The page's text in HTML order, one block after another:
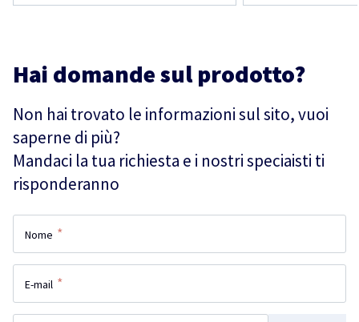
Hai domande sul prodotto?
Non hai trovato le informazioni sul sito, vuoi
saperne di più?
Mandaci la tua richiesta e i nostri speciaisti ti
risponderanno
Nome *
E-mail *